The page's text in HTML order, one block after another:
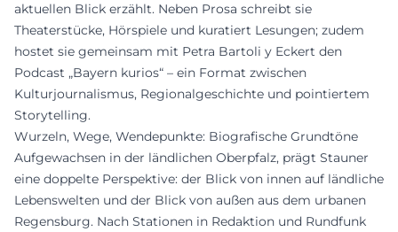
aktuellen Blick erzählt. Neben Prosa schreibt sie
Theaterstücke, Hörspiele und kuratiert Lesungen; zudem
hostet sie gemeinsam mit Petra Bartoli y Eckert den
Podcast „Bayern kurios“ – ein Format zwischen
Kulturjournalismus, Regionalgeschichte und pointiertem
Storytelling.
Wurzeln, Wege, Wendepunkte: Biografische Grundtöne
Aufgewachsen in der ländlichen Oberpfalz, prägt Stauner
eine doppelte Perspektive: der Blick von innen auf ländliche
Lebenswelten und der Blick von außen aus dem urbanen
Regensburg. Nach Stationen in Redaktion und Rundfunk